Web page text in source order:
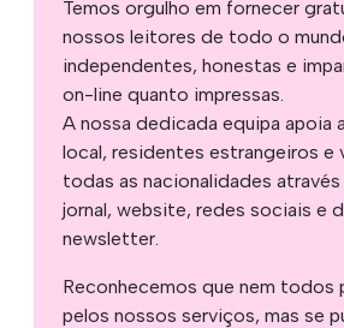
Temos orgulho em fornecer
nossos leitores de todo o
independentes, honestas e
on-line quanto impressas.
A nossa dedicada equipa apoia
local, residentes estrangeiros e
todas as nacionalidades
jornal, website, redes sociais e
newsletter.
Reconhecemos que nem todos
pelos nossos serviços, mas se